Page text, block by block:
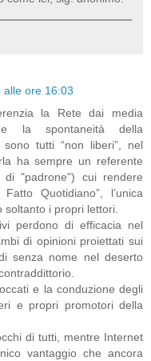
alle ore 16:03
la Rete dai media
e la spontaneità della
tutti “non liberi”, nel
ha sempre un referente
di "padrone") cui rendere
Quotidiano”, l’unica
i propri lettori.
perdono di efficacia nel
di opinioni proiettati sui
senza nome nel deserto
e la conduzione degli
e propri promotori della
di tutti, mentre Internet
vantaggio che ancora